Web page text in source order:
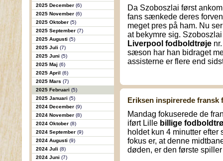
2025 December (6)
2025 November (6)
2025 Oktober (5)
2025 September (7)
2025 Augusti (5)
2025 Juli (7)
2025 Juni (5)
2025 Maj (6)
2025 April (6)
2025 Mars (7)
2025 Februari (5)
2025 Januari (5)
2024 December (9)
2024 November (8)
2024 Oktober (8)
2024 September (9)
2024 Augusti (9)
2024 Juli (8)
2024 Juni (7)
Da Szoboszlai først
fans sænkede deres
meget pres på ham. Nu
at bekymre sig.
Liverpool fodboldtrøje
sæson har han bidraget
assisterne er flere end
Eriksen inspirerede fransk
Mandag fokuserede de
iført Lille billige
holdet kun 4 minutter efter
fokus er, at denne
døden, er den første